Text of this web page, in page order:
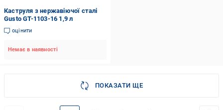
Каструля з нержавіючої сталі
Gusto GT-1103-16 1,9 л
оцінити
Немає в наявності
ПОКАЗАТИ ЩЕ